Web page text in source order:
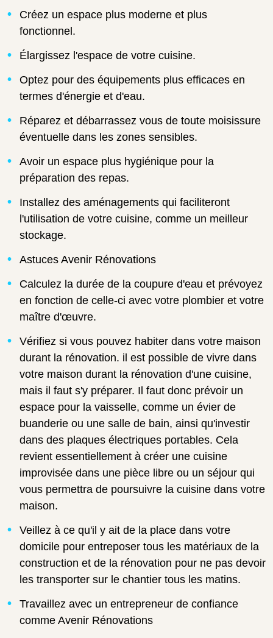
Créez un espace plus moderne et plus
fonctionnel.
Élargissez l'espace de votre cuisine.
Optez pour des équipements plus efficaces en
termes d'énergie et d'eau.
Réparez et débarrassez vous de toute moisissure
éventuelle dans les zones sensibles.
Avoir un espace plus hygiénique pour la
préparation des repas.
Installez des aménagements qui faciliteront
l'utilisation de votre cuisine, comme un meilleur
stockage.
Astuces Avenir Rénovations
Calculez la durée de la coupure d'eau et prévoyez
en fonction de celle-ci avec votre plombier et votre
maître d'œuvre.
Vérifiez si vous pouvez habiter dans votre maison
durant la rénovation. il est possible de vivre dans
votre maison durant la rénovation d'une cuisine,
mais il faut s'y préparer. Il faut donc prévoir un
espace pour la vaisselle, comme un évier de
buanderie ou une salle de bain, ainsi qu'investir
dans des plaques électriques portables. Cela
revient essentiellement à créer une cuisine
improvisée dans une pièce libre ou un séjour qui
vous permettra de poursuivre la cuisine dans votre
maison.
Veillez à ce qu'il y ait de la place dans votre
domicile pour entreposer tous les matériaux de la
construction et de la rénovation pour ne pas devoir
les transporter sur le chantier tous les matins.
Travaillez avec un entrepreneur de confiance
comme Avenir Rénovations